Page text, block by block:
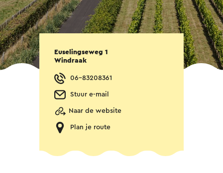
Euselingseweg 1
Windraak
06-83208361
Stuur e-mail
Naar de website
Plan je route